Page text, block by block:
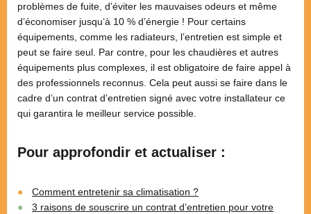
problèmes de fuite, d’éviter les mauvaises odeurs et même
d’économiser jusqu’à 10 % d’énergie ! Pour certains
équipements, comme les radiateurs, l’entretien est simple et
peut se faire seul. Par contre, pour les chaudières et autres
équipements plus complexes, il est obligatoire de faire appel à
des professionnels reconnus. Cela peut aussi se faire dans le
cadre d’un contrat d’entretien signé avec votre installateur ce
qui garantira le meilleur service possible.
Pour approfondir et actualiser :
Comment entretenir sa climatisation ?
3 raisons de souscrire un contrat d’entretien pour votre